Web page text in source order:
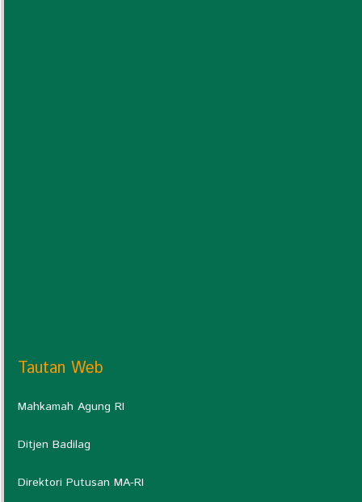
Tautan Web
Mahkamah Agung RI
Ditjen Badilag
Direktori Putusan MA-RI